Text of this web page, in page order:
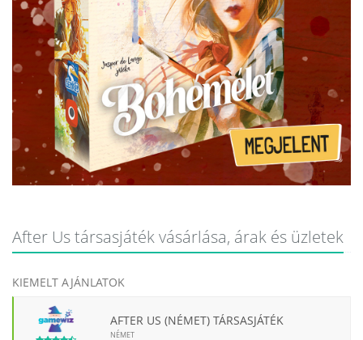
After Us társasjáték vásárlása, árak és üzletek
KIEMELT AJÁNLATOK
AFTER US (NÉMET) TÁRSASJÁTÉK
NÉMET